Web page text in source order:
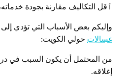
ٱقل التكاليف مقارنة بجودة
وإليكم بعض الأسباب التي تؤدي
غسالات حولي الكويت:
من المحتمل أن يكون السبب في
إغلاقه.